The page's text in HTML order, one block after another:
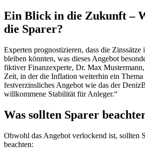
Ein Blick in die Zukunft –
die Sparer?
Experten prognostizieren, dass die
bleiben könnten, was dieses Angebot
fiktiver Finanzexperte, Dr. Max
Zeit, in der die Inflation weiterhin ein Thema
festverzinsliches Angebot wie das der
willkommene Stabilität für Anleger.“
Was sollten Sparer
Obwohl das Angebot verlockend ist, sollten
beachten: